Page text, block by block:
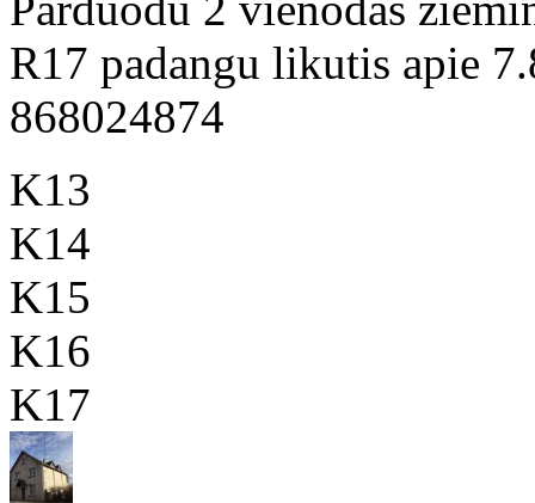
R17 padangu likutis apie
868024874
K13
K14
K15
K16
K17